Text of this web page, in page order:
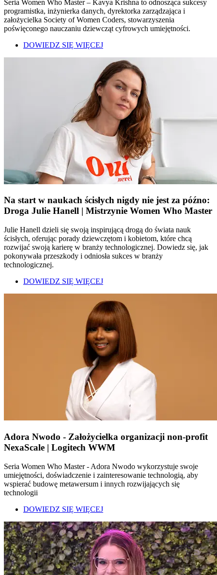
Seria Women Who Master – Kavya Krishna to odnosząca sukcesy
programistka, inżynierka danych, dyrektorka zarządzająca i
założycielka Society of Women Coders, stowarzyszenia
poświęconego nauczaniu dziewcząt cyfrowych umiejętności.
DOWIEDZ SIĘ WIĘCEJ
Na start w naukach ścisłych nigdy nie jest za późno:
Droga Julie Hanell | Mistrzynie Women Who Master
Julie Hanell dzieli się swoją inspirującą drogą do świata nauk
ścisłych, oferując porady dziewczętom i kobietom, które chcą
rozwijać swoją karierę w branży technologicznej. Dowiedz się, jak
pokonywała przeszkody i odniosła sukces w branży
technologicznej.
DOWIEDZ SIĘ WIĘCEJ
Adora Nwodo - Założycielka organizacji non-profit
NexaScale | Logitech WWM
Seria Women Who Master - Adora Nwodo wykorzystuje swoje
umiejętności, doświadczenie i zainteresowanie technologią, aby
wspierać budowę metawersum i innych rozwijających się
technologii
DOWIEDZ SIĘ WIĘCEJ